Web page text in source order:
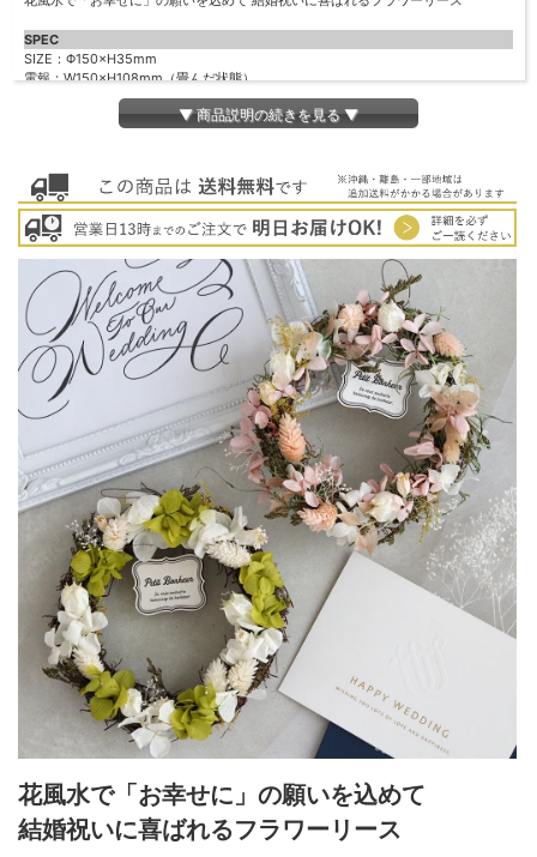
SPEC
SIZE：Φ150×H35mm
電報：W150×H108mm（畳んだ状態）
主な材料： ドライフラワー/プリザーブドフラワー/藤/合板 ※お花や葉っぱなど使
用材料の種類が若干変更になる場合がございます。
◆同梱商品
全ての商品と同梱可能です
◆用途
結婚祝い、結婚記念日のお祝い、誕生日祝い、開店祝い、など
◆その他
＊こちらはクイック発送対応商品です。営業日13時までのご依頼で 本日発送いた
します。
＊土・日・祝日の発送業務はお休みです。
＊沖縄県へのお届けは、別途送料が加算されます、ご了承ください。
▼ 商品説明の続きを見る ▼
花風水で「お幸せに」の願いを込めて
結婚祝いに喜ばれるフラワーリース